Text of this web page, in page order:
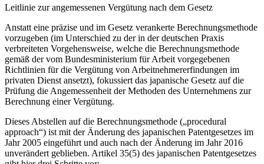
Leitlinie zur angemessenen Vergütung nach dem Gesetz
Anstatt eine präzise und im Gesetz verankerte Berechnungsmethode
vorzugeben (im Unterschied zu der in der deutschen Praxis
verbreiteten Vorgehensweise, welche die Berechnungsmethode
gemäß der vom Bundesministerium für Arbeit vorgegebenen
Richtlinien für die Vergütung von Arbeitnehmererfindungen im
privaten Dienst ansetzt), fokussiert das japanische Gesetz auf die
Prüfung die Angemessenheit der Methoden des Unternehmens zur
Berechnung einer Vergütung.
Dieses Abstellen auf die Berechnungsmethode („procedural
approach“) ist mit der Änderung des japanischen Patentgesetzes im
Jahr 2005 eingeführt und auch nach der Änderung im Jahr 2016
unverändert geblieben. Artikel 35(5) des japanischen Patentgesetzes